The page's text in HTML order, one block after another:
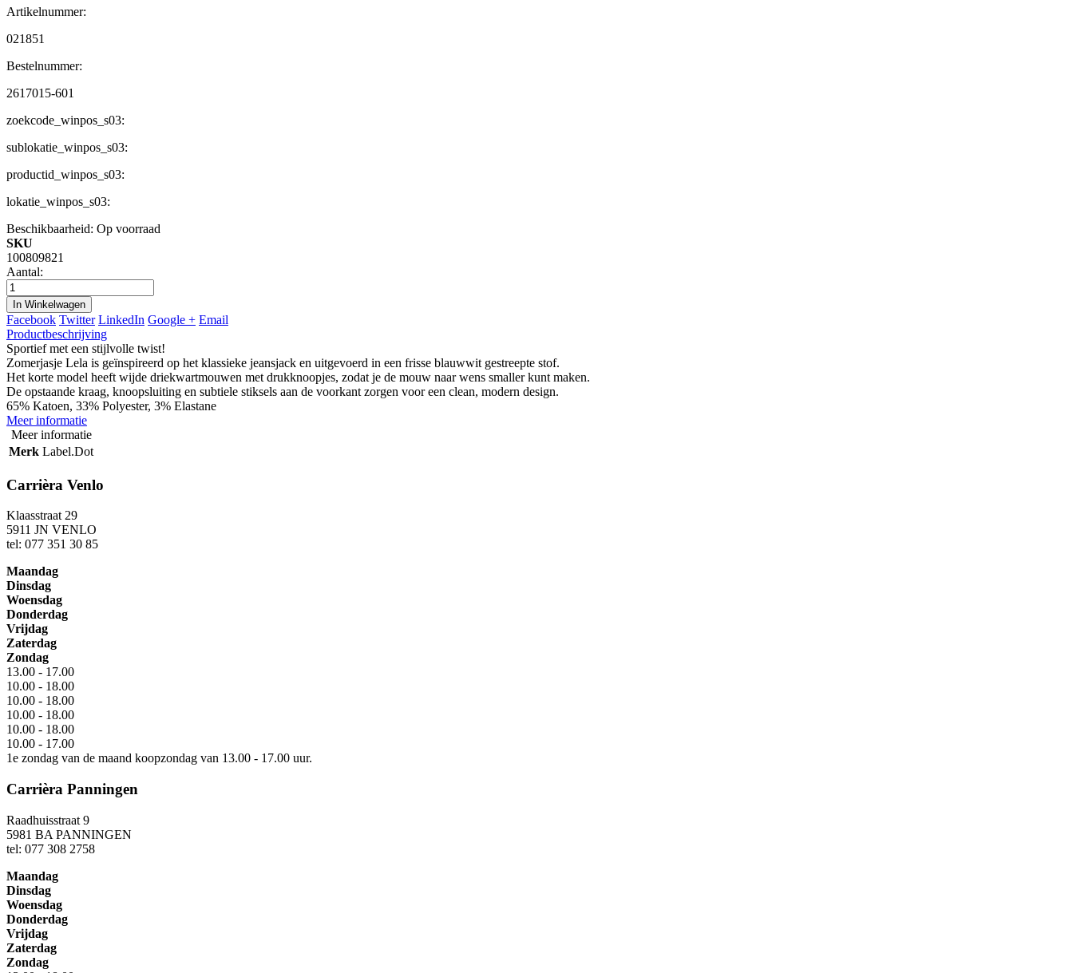
Artikelnummer:
021851
Bestelnummer:
2617015-601
zoekcode_winpos_s03:
sublokatie_winpos_s03:
productid_winpos_s03:
lokatie_winpos_s03:
Beschikbaarheid: Op voorraad
SKU
100809821
Aantal:
In Winkelwagen
Facebook Twitter LinkedIn Google + Email
Productbeschrijving
Sportief met een stijlvolle twist!
Zomerjasje Lela is geïnspireerd op het klassieke jeansjack en uitgevoerd in een frisse blauwwit gestreepte stof.
Het korte model heeft wijde driekwartmouwen met drukknoopjes, zodat je de mouw naar wens smaller kunt maken.
De opstaande kraag, knoopsluiting en subtiele stiksels aan de voorkant zorgen voor een clean, modern design.
65% Katoen, 33% Polyester, 3% Elastane
Meer informatie
Meer informatie
Merk Label.Dot
Carrièra Venlo
Klaasstraat 29
5911 JN VENLO
tel: 077 351 30 85
Maandag
Dinsdag
Woensdag
Donderdag
Vrijdag
Zaterdag
Zondag
13.00 - 17.00
10.00 - 18.00
10.00 - 18.00
10.00 - 18.00
10.00 - 18.00
10.00 - 17.00
1e zondag van de maand koopzondag van 13.00 - 17.00 uur.
Carrièra Panningen
Raadhuisstraat 9
5981 BA PANNINGEN
tel: 077 308 2758
Maandag
Dinsdag
Woensdag
Donderdag
Vrijdag
Zaterdag
Zondag